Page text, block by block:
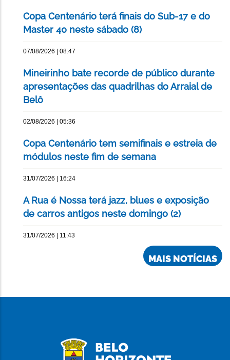
Copa Centenário terá finais do Sub-17 e do
Master 40 neste sábado (8)
07/08/2026 | 08:47
Mineirinho bate recorde de público durante
apresentações das quadrilhas do Arraial de
Belô
02/08/2026 | 05:36
Copa Centenário tem semifinais e estreia de
módulos neste fim de semana
31/07/2026 | 16:24
A Rua é Nossa terá jazz, blues e exposição
de carros antigos neste domingo (2)
31/07/2026 | 11:43
MAIS NOTÍCIAS